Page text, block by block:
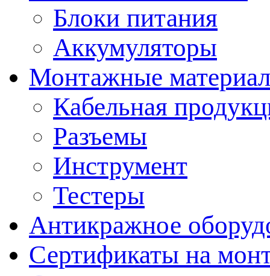
Блоки питания
Аккумуляторы
Монтажные
Кабельная
Разъемы
Инструмент
Тестеры
Антикражное
Сертификаты на